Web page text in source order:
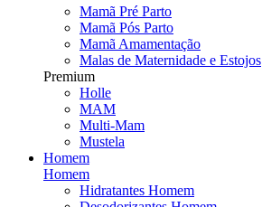
Mamã Pré Parto
Mamã Pós Parto
Mamã Amamentação
Malas de Maternidade e Estojos
Premium
Holle
MAM
Multi-Mam
Mustela
Homem
Homem
Hidratantes Homem